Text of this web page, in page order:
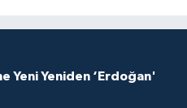
Yeni Yeniden ‘Erdoğan'